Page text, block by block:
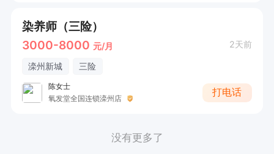
染养师（三险）
3000-8000 元/月 2天前
滦州新城 三险
陈女士
氧发堂全国连锁滦州店
打电话
没有更多了